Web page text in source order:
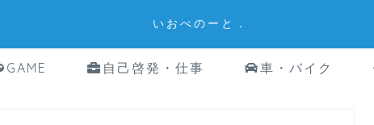
いおぺのーと．
GAME 自己啓発・仕事 車・バイク